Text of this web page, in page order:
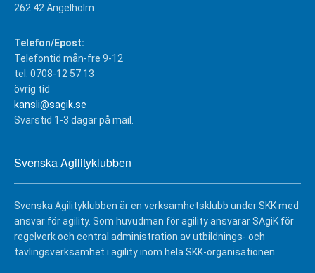
262 42 Ängelholm
Telefon/Epost:
Telefontid mån-fre 9-12
tel: 0708-12 57 13
övrig tid
kansli@sagik.se
Svarstid 1-3 dagar på mail.
Svenska Agilityklubben
Svenska Agilityklubben är en verksamhetsklubb under SKK med
ansvar för agility. Som huvudman för agility ansvarar SAgiK för
regelverk och central administration av utbildnings- och
tävlingsverksamhet i agility inom hela SKK-organisationen.